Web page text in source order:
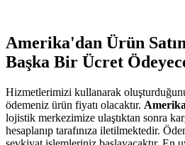
Amerika'dan Ürün
Başka Bir Ücret
Hizmetlerimizi kullanarak
ödemeniz ürün fiyatı olacaktır.
lojistik merkezimize ulaştıktan sonra
hesaplanıp tarafınıza iletilmektedir.